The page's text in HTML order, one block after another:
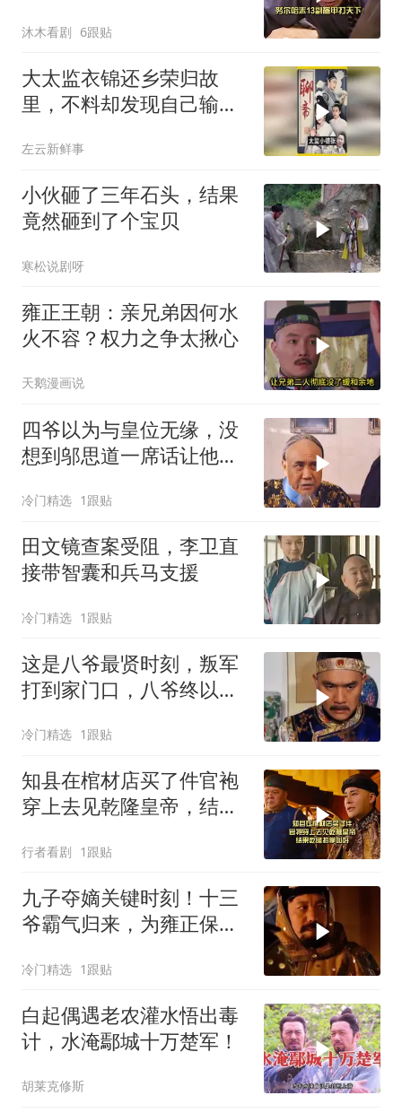
沐木看剧 6跟贴
大太监衣锦还乡荣归故
里，不料却发现自己输得
左云新鲜事
小伙砸了三年石头，结果
竟然砸到了个宝贝
寒松说剧呀
雍正王朝：亲兄弟因何水
火不容？权力之争太揪心
天鹅漫画说
四爷以为与皇位无缘，没
想到邬思道一席话让他醍
冷门精选 1跟贴
田文镜查案受阻，李卫直
接带智囊和兵马支援
冷门精选 1跟贴
这是八爷最贤时刻，叛军
打到家门口，八爷终以大
冷门精选 1跟贴
知县在棺材店买了件官袍
穿上去见乾隆皇帝，结果
行者看剧 1跟贴
九子夺嫡关键时刻！十三
爷霸气归来，为雍正保驾
冷门精选 1跟贴
白起偶遇老农灌水悟出毒
计，水淹鄢城十万楚军！
胡莱克修斯